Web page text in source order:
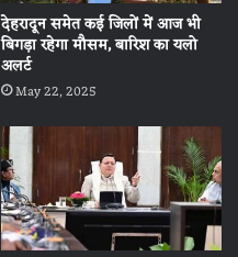
देहरादून समेत कई जिलों में आज भी
बिगड़ा रहेगा मौसम, बारिश का यलो
अलर्ट
May 22, 2025